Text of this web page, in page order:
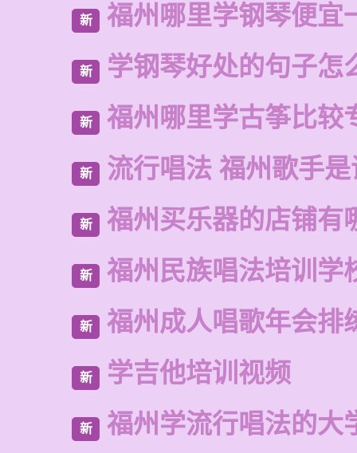
新 福州哪里学钢琴便宜
新 学钢琴好处的句子怎
新 福州哪里学古筝比较
新 流行唱法 福州歌手
新 福州买乐器的店铺有
新 福州民族唱法培训学
新 福州成人唱歌年会排
新 学吉他培训视频
新 福州学流行唱法的大